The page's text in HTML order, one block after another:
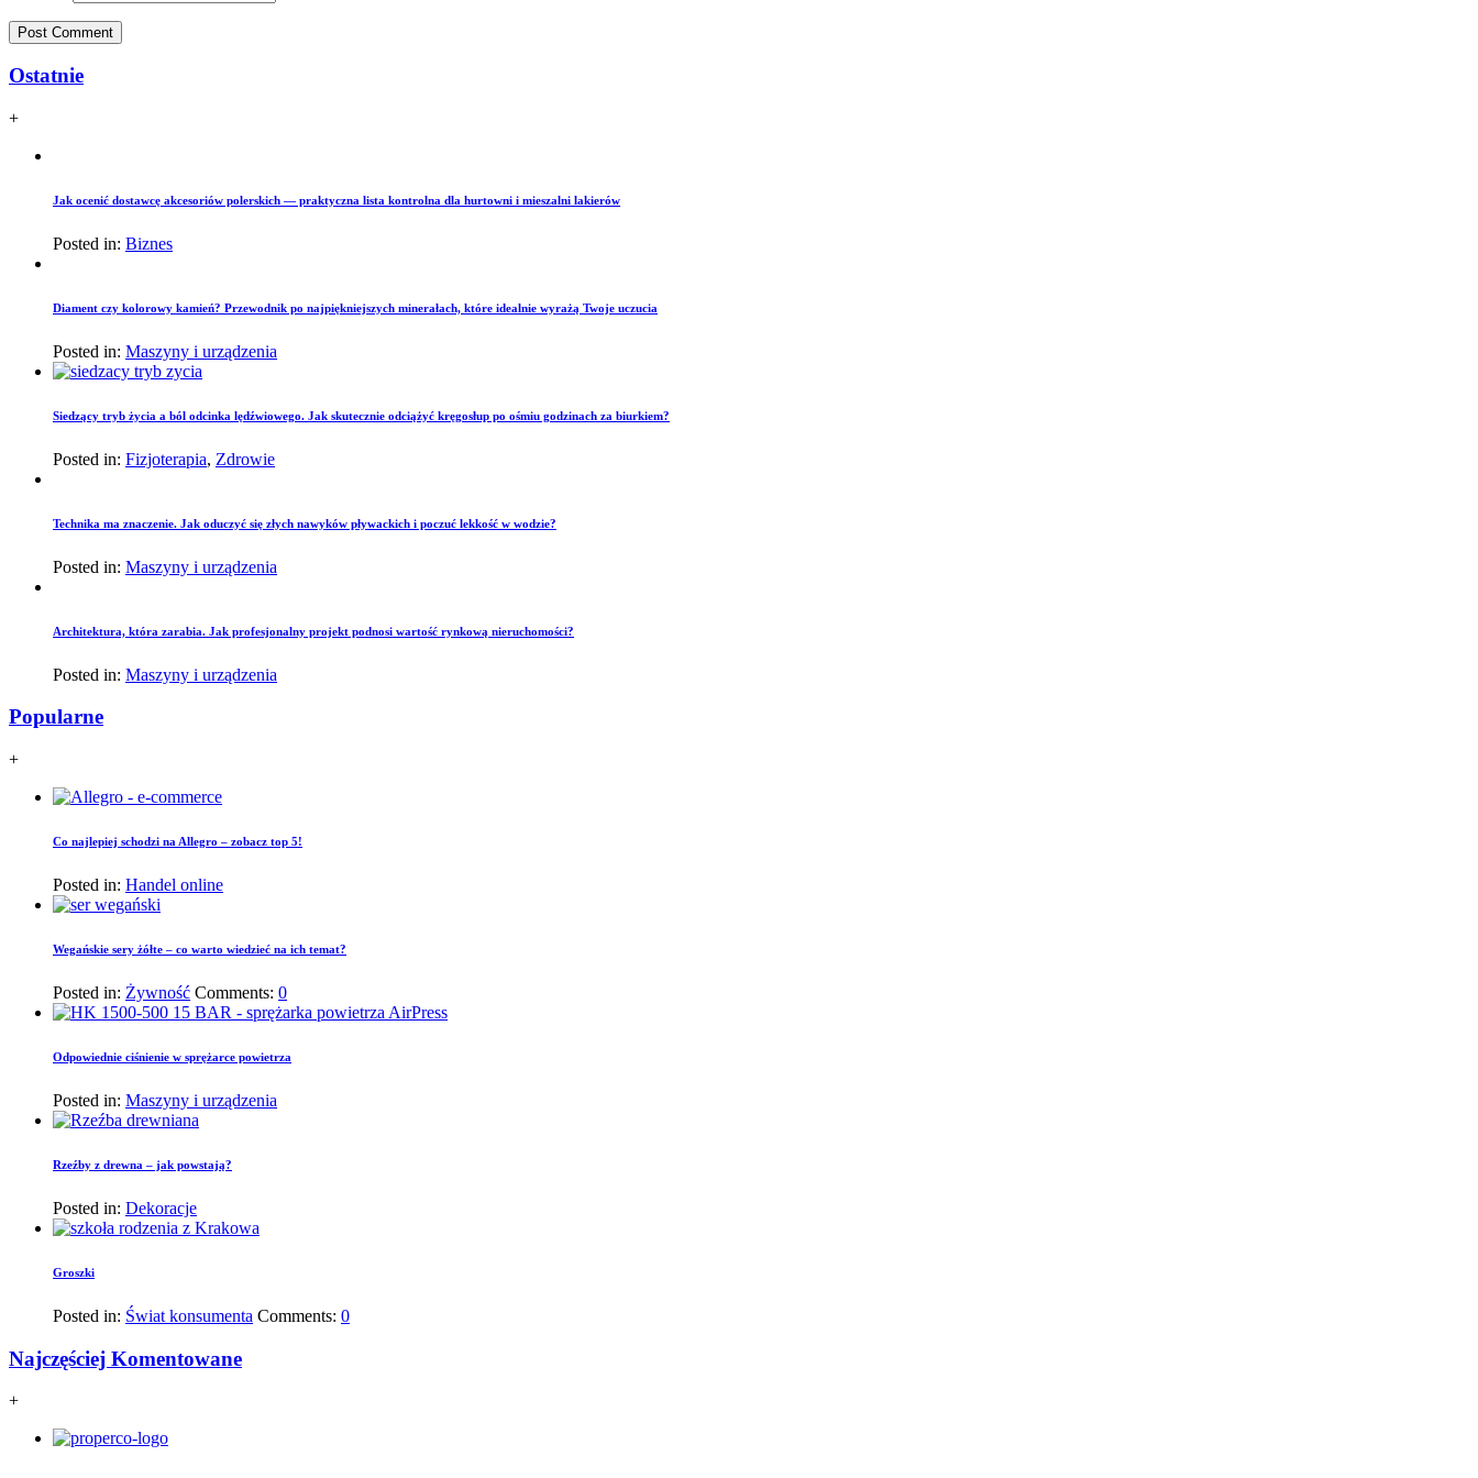
Ostatnie
+
Jak ocenić dostawcę akcesoriów polerskich — praktyczna lista kontrolna dla hurtowni i mieszalni lakierów
Posted in: Biznes
Diament czy kolorowy kamień? Przewodnik po najpiękniejszych minerałach, które idealnie wyrażą Twoje uczucia
Posted in: Maszyny i urządzenia
Siedzący tryb życia a ból odcinka lędźwiowego. Jak skutecznie odciążyć kręgosłup po ośmiu godzinach za biurkiem?
Posted in: Fizjoterapia, Zdrowie
Technika ma znaczenie. Jak oduczyć się złych nawyków pływackich i poczuć lekkość w wodzie?
Posted in: Maszyny i urządzenia
Architektura, która zarabia. Jak profesjonalny projekt podnosi wartość rynkową nieruchomości?
Posted in: Maszyny i urządzenia
Popularne
+
Co najlepiej schodzi na Allegro – zobacz top 5!
Posted in: Handel online
Wegańskie sery żółte – co warto wiedzieć na ich temat?
Posted in: Żywność Comments: 0
Odpowiednie ciśnienie w sprężarce powietrza
Posted in: Maszyny i urządzenia
Rzeźby z drewna – jak powstają?
Posted in: Dekoracje
Groszki
Posted in: Świat konsumenta Comments: 0
Najczęściej Komentowane
+